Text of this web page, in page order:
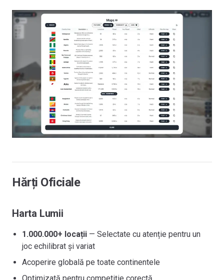
Hărți Oficiale
Harta Lumii
1.000.000+ locații — Selectate cu atenție pentru un
joc echilibrat și variat
Acoperire globală pe toate continentele
Optimizată pentru competiție corectă